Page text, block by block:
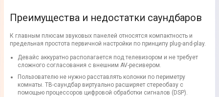
Преимущества и недостатки саундбаров
К главным плюсам звуковых панелей относятся компактность и
предельная простота первичной настройки по принципу plug-and-play.
Девайс аккуратно располагается под телевизором и не требует
сложного согласования с внешним AV-ресивером.
Пользователю не нужно расставлять колонки по периметру
комнаты. ТВ-саундбар виртуально расширяет стереобазу с
помощью процессоров цифровой обработки сигналов (DSP).